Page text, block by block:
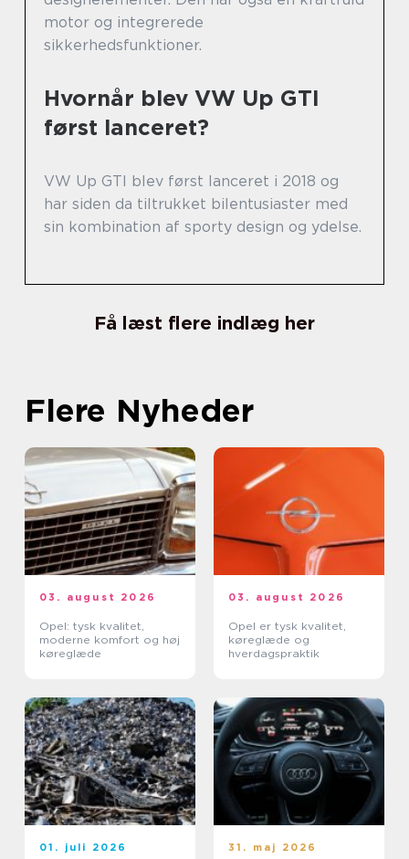
motor og integrerede
sikkerhedsfunktioner.
Hvornår blev VW Up GTI
først lanceret?
VW Up GTI blev først lanceret i 2018 og
har siden da tiltrukket bilentusiaster med
sin kombination af sporty design og ydelse.
Få læst flere indlæg her
Flere Nyheder
03. august 2026
Opel: tysk kvalitet,
moderne komfort og høj
køreglæde
03. august 2026
Opel er tysk kvalitet,
køreglæde og
hverdagspraktik
01. juli 2026 31. maj 2026